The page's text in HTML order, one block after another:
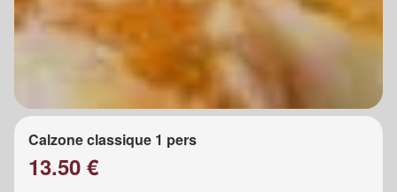
Calzone classique 1 pers
13.50 €